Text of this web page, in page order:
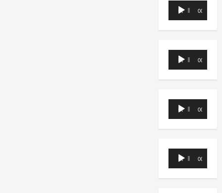
Lecteur
audio
00:00 00:00
Lecteur
audio
00:00 00:00
Lecteur
audio
00:00 00:00
Lecteur
audio
00:00 00:00